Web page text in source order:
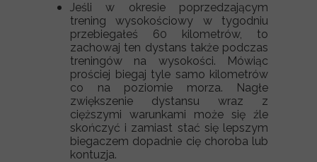
Jeśli w okresie poprzedzającym
trening wysokościowy w tygodniu
przebiegałeś 60 kilometrów, to
zachowaj ten dystans także podczas
treningów na wysokości. Mówiąc
prościej biegaj tyle samo kilometrów
co na poziomie morza. Nagłe
zwiększenie dystansu wraz z
cięższymi warunkami może się źle
skończyć i zamiast stać się lepszym
biegaczem dopadnie cię choroba lub
kontuzja.